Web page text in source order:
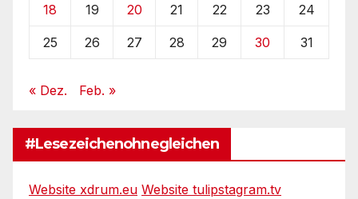
18 19 20 21 22 23 24
25 26 27 28 29 30 31
« Dez. Feb. »
#Lesezeichenohnegleichen
Website xdrum.eu Website tulipstagram.tv